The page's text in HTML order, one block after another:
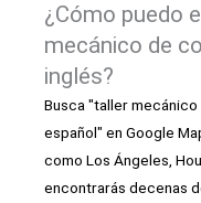
¿Cómo puedo
mecánico de
inglés?
Busca "taller
español" en Google
como Los Ángeles,
encontrarás decenas